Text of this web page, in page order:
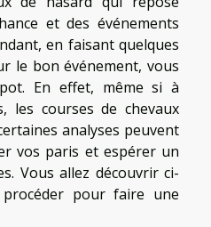
et des événements
en faisant quelques
le bon événement, vous
En effet, même si à
les courses de chevaux
analyses peuvent
vos paris et espérer un
Vous allez découvrir ci-
pour faire une